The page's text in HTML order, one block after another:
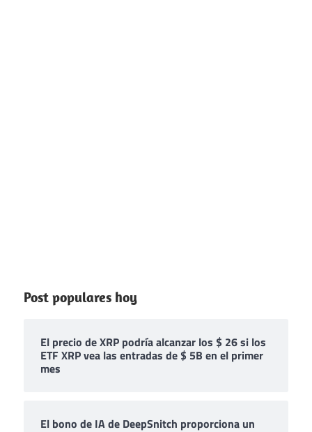
Post populares hoy
El precio de XRP podría alcanzar los $ 26 si los
ETF XRP vea las entradas de $ 5B en el primer
mes
El bono de IA de DeepSnitch proporciona un